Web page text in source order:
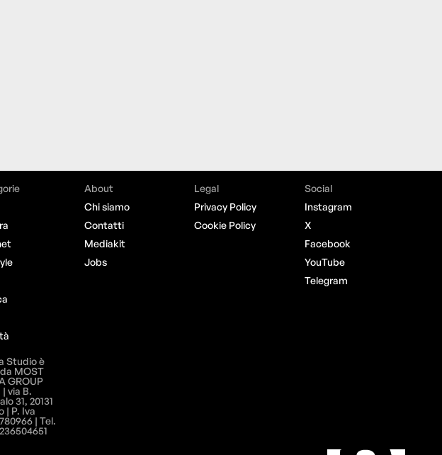
About
Chi siamo
Contatti
Mediakit
Jobs
Legal
Privacy Policy
Cookie Policy
Social
Instagram
X
Facebook
YouTube
Telegram
Studio è
MOST
GROUP
| via B.
31, 20131
| P. Iva
| Tel.